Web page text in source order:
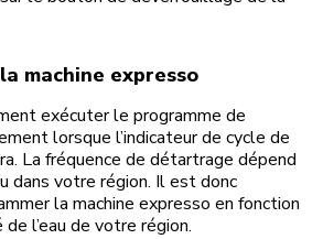
machine expresso
exécuter le programme de
lorsque l’indicateur de cycle de
La fréquence de détartrage dépend
dans votre région. Il est donc
la machine expresso en fonction
l’eau de votre région.